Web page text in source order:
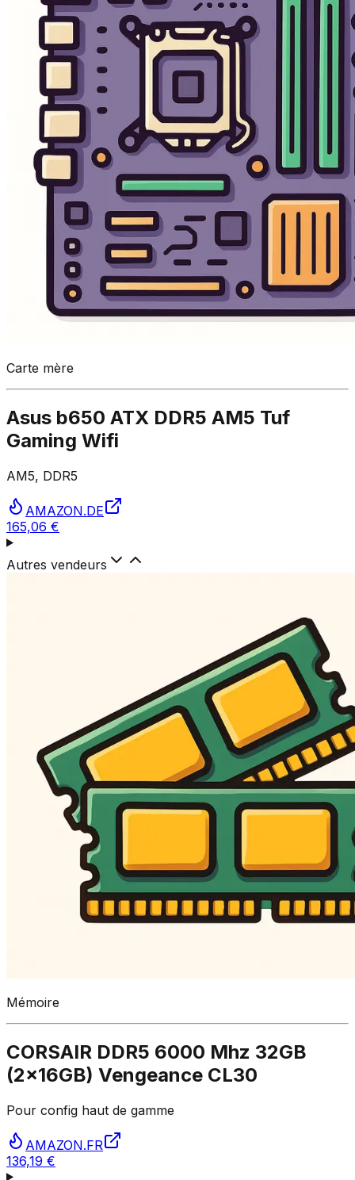
Carte mère
Asus b650 ATX DDR5 AM5 Tuf
Gaming Wifi
AM5, DDR5
AMAZON.DE
165,06 €
Autres vendeurs
Mémoire
CORSAIR DDR5 6000 Mhz 32GB
(2x16GB) Vengeance CL30
Pour config haut de gamme
AMAZON.FR
136,19 €